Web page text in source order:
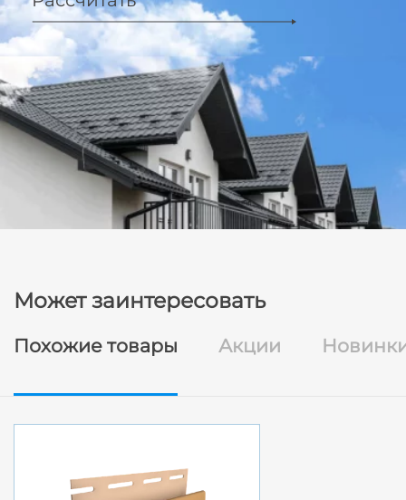
Может заинтересовать
Похожие товары Акции